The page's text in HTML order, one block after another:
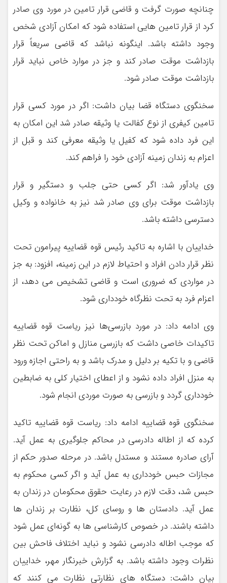
چنانچه صورت گرفت و قاضی قرار تامین در مورد وی صادر
کرد از قرار تامین هایی استفاده شود که امکان آزادی شخص
وجود داشته باشد. اینگونه نباشد که قاضی سریعاً قرار
بازداشت موقت صادر کند و جز در موارد خاص نباید قرار
بازداشت موقت صادر شود.
سخنگوی دستگاه قضا بیان داشت: اگر در مورد کسی قرار
تامین کیفری از نوع کفالت یا وثیقه صادر شد این امکان به
این فرد داده شود که کفیل یا وثیقه معرفی کند و قبل از
اعزام به زندان زمینه آزادی خود را فراهم کند.
وی یادآور شد: اگر کسی حتی جلب و دستگیر و قرار
بازداشت موقت برای وی صادر شد نیز به خانواده و وکیل
دسترسی داشته باشد.
خداییان با اشاره به تاکید رئیس قوه قضاییه پیرامون تحت
نظر قرار دادن افراد و احتیاط لازم در این زمینه، افزود: به جز
در مواردی که ضروری است و قاضی تشخیص می دهد، از
اعزام فرد به تحت نظرگاه خودداری شود.
وی ادامه داد: در مورد بازرسی‌ها نیز ریاست قوه قضاییه
تاکیدات خاصی داشت که بازرسی منازل و اماکن تحت نظر
قاضی و با تکیه بر دلیل و مدرک باشد و به راحتی اجازه ورود
به منزل افراد داده نشود و از اعطای اختیار کلی به ضابطین
خودداری گردد و بازرسی به صورت موردی انجام شود.
سخنگوی قوه قضاییه ادامه داد: ریاست قوه قضاییه تاکید
کرده که از اطاله دادرسی در محاکم جلوگیری به عمل آید.
آرای صادره مستند و مستدل باشد. در مرحله صدور حکم از
مجازات حبس خودداری به عمل آید و اگر کسی محکوم به
حبس شد، دقت لازم در رعایت حقوق محکومان در زندان به
عمل آید. دادستان ها و روسای کل، نظارت بر زندان ها
داشته باشند. در خصوص کارشناسی ها به گونه‌ای عمل شود
که موجب اطاله دادرسی نشود و نباید اختلاف فاحش بین
نظرات وجود داشته باشد. به گزارش خبرنگار مهر، خداییان
بیان داشت: دستگاه های نظارتی نظارت می کنند که